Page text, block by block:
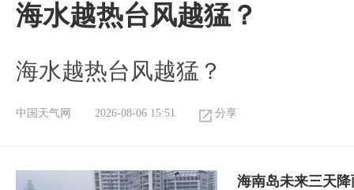
海水越热台风越猛？
海水越热台风越猛？
中国天气网 2026-08-06 15:51 分享
海南岛未来三天